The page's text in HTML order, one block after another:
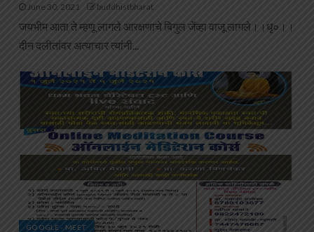
June 30, 2021 buddhistbharat
जयभीम आता ते म्हणू लागले आरक्षणाचे बिगुल जेंव्हा वाजू लागले।।धृ०।।
दीन दलीतांवर अत्याचार त्यांनी...
GOOGLE - MEET